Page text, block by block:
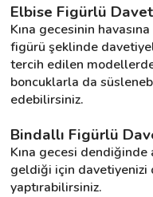
Elbise Figürlü
Kına gecesinin
figürü şeklinde
tercih edilen
boncuklarla da
edebilirsiniz.
Bindallı Figürlü
Kına gecesi
geldiği için davetiyenizi
yaptırabilirsiniz.